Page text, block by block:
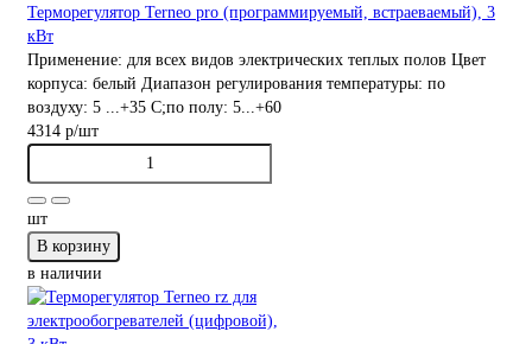
Терморегулятор Terneo pro (программируемый, встраеваемый), 3
кВт
Применение: для всех видов электрических теплых полов Цвет
корпуса: белый Диапазон регулирования температуры: по
воздуху: 5 ...+35 С;по полу: 5...+60
4314 р/шт
шт
В корзину
в наличии